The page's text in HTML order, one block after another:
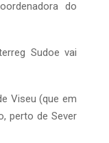
do
Sudoe vai
Viseu (que em
perto de Sever